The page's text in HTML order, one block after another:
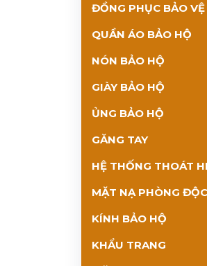
ĐỒNG PHỤC BẢO VỆ
QUẦN ÁO BẢO HỘ
NÓN BẢO HỘ
GIÀY BẢO HỘ
ỦNG BẢO HỘ
GĂNG TAY
HỆ THỐNG THOÁT
MẶT NẠ PHÒNG ĐỘC
KÍNH BẢO HỘ
KHẨU TRANG